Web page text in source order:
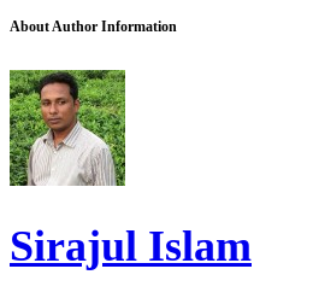
About Author Information
Sirajul Islam